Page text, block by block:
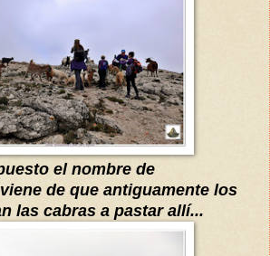
el nombre de
de que antiguamente los
las cabras a pastar allí...